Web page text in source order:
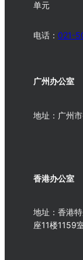
单元
电话：021-
广州办公室
地址：广州
香港办公室
地址：香港
座11楼1159